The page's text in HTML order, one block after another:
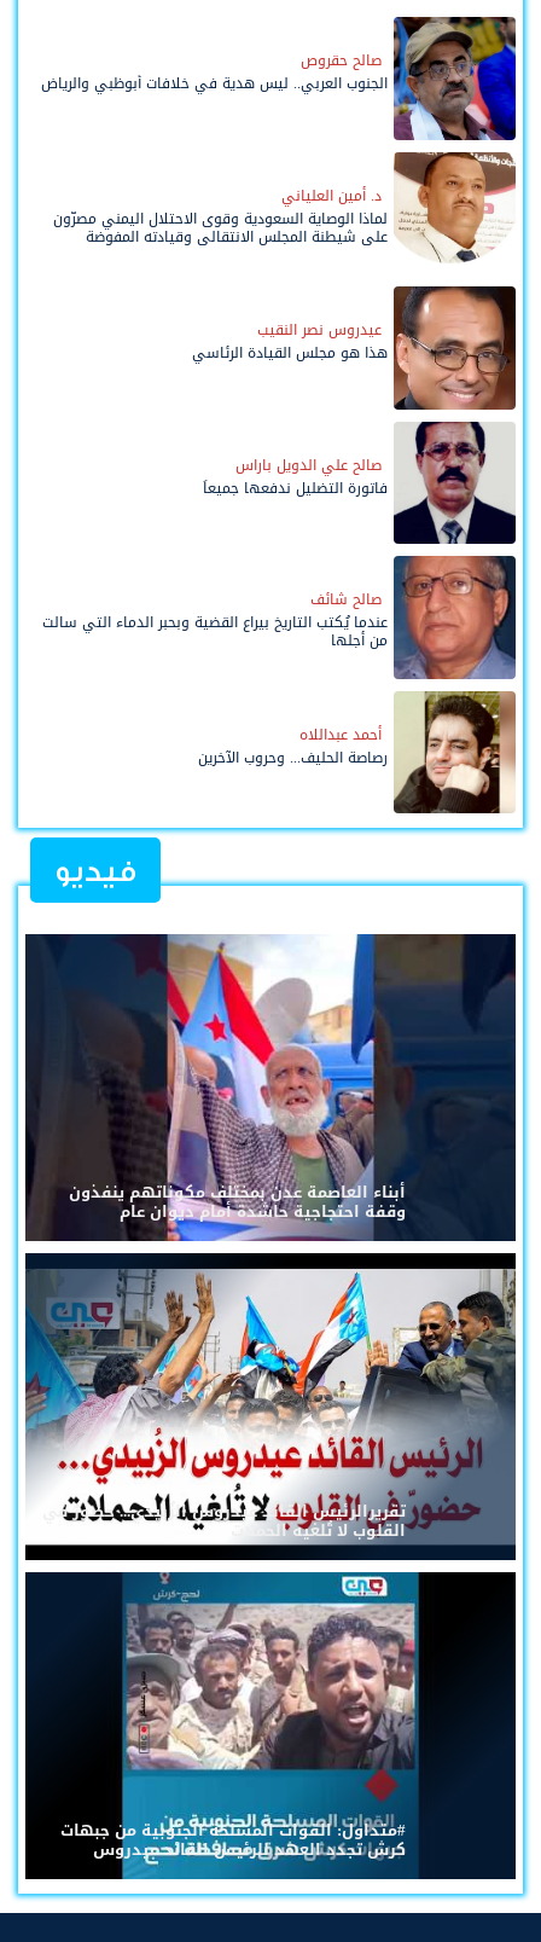
صالح حقروص
الجنوب العربي.. ليس هدية في خلافات أبوظبي والرياض
د. أمين العلياني
لماذا الوصاية السعودية وقوى الاحتلال اليمني مصرّون
على شيطنة المجلس الانتقالي وقيادته المفوضة
وحواضنه الشعبية؟
عيدروس نصر النقيب
هذا هو مجلس القيادة الرئاسي
صالح علي الدويل باراس
فاتورة التضليل ندفعها جميعاً
صالح شائف
عندما يُكتب التاريخ بيراع القضية وبحبر الدماء التي سالت
من أجلها
أحمد عبداللاه
رصاصة الحليف... وحروب الآخرين
فيديو
أبناء العاصمة عدن بمختلف مكوناتهم ينفذون
وقفة احتجاجية حاشدة أمام ديوان عام
تقريرالرئيس القائد عيدروس الزُبيدي... حضورٌ في
القلوب لا تُلغيه الحملات
#متداول: القوات المسلحة الجنوبية من جبهات
كرش تجدد العهد للرئيس القائد عيدروس